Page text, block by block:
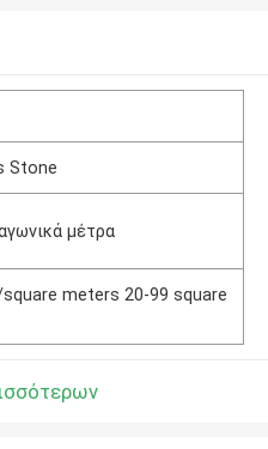
Stone
μέτρα
square meters 20-99 square